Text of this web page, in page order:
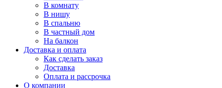
В комнату
В нишу
В спальню
В частный дом
На балкон
Доставка и оплата
Как сделать заказ
Доставка
Оплата и рассрочка
О компании